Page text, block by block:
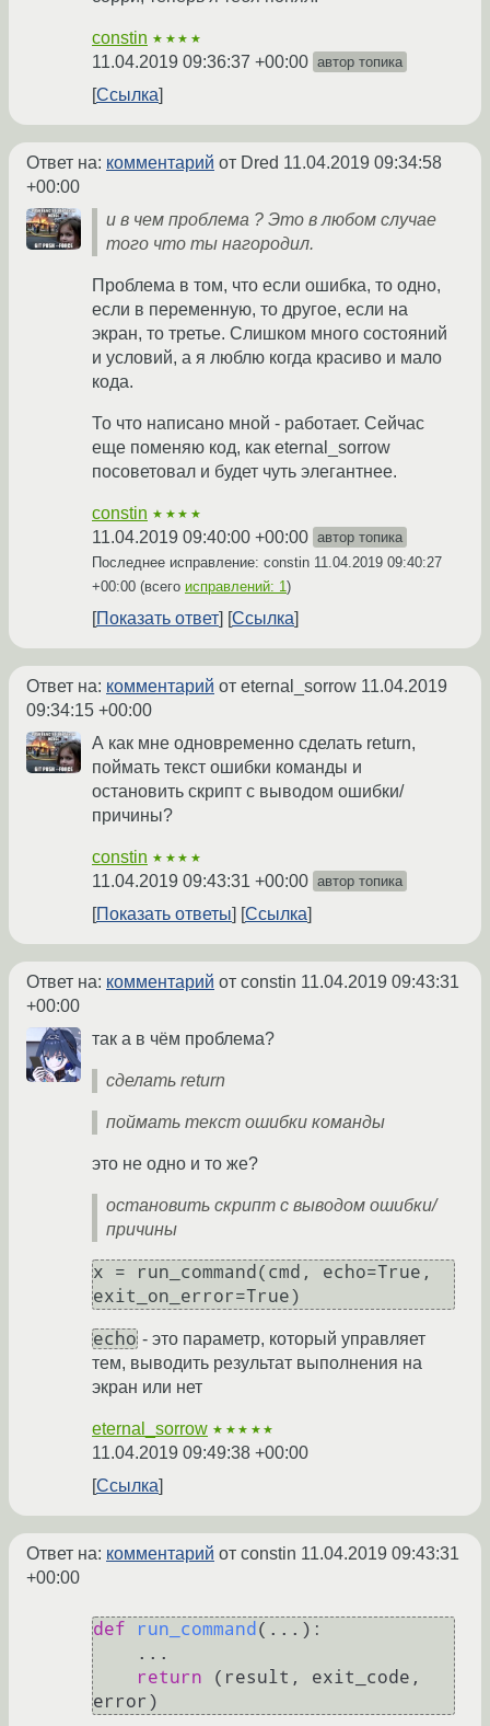
constin ★★★★
11.04.2019 09:36:37 +00:00 автор топика
Ссылка
Ответ на: комментарий от Dred 11.04.2019 09:34:58
+00:00
и в чем проблема ? Это в любом случае
того что ты нагородил.
Проблема в том, что если ошибка, то одно,
если в переменную, то другое, если на
экран, то третье. Слишком много состояний
и условий, а я люблю когда красиво и мало
кода.
То что написано мной - работает. Сейчас
еще поменяю код, как eternal_sorrow
посоветовал и будет чуть элегантнее.
constin ★★★★
11.04.2019 09:40:00 +00:00 автор топика
Последнее исправление: constin 11.04.2019 09:40:27
+00:00 (всего исправлений: 1)
Показать ответ Ссылка
Ответ на: комментарий от eternal_sorrow 11.04.2019
09:34:15 +00:00
А как мне одновременно сделать return,
поймать текст ошибки команды и
остановить скрипт с выводом ошибки/
причины?
constin ★★★★
11.04.2019 09:43:31 +00:00 автор топика
Показать ответы Ссылка
Ответ на: комментарий от constin 11.04.2019 09:43:31
+00:00
так а в чём проблема?
сделать return
поймать текст ошибки команды
это не одно и то же?
остановить скрипт с выводом ошибки/
причины
x = run_command(cmd, echo=True,
exit_on_error=True)
echo - это параметр, который управляет
тем, выводить результат выполнения на
экран или нет
eternal_sorrow ★★★★★
11.04.2019 09:49:38 +00:00
Ссылка
Ответ на: комментарий от constin 11.04.2019 09:43:31
+00:00
def run_command ( ... ):
return (result, exit_code,